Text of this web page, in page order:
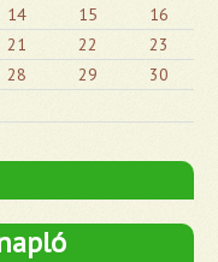
14 15
16
21 22
23
28 29
30